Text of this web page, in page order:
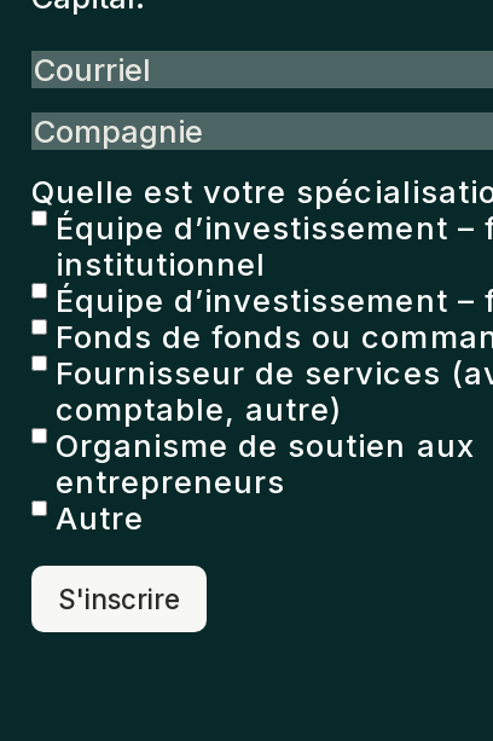
Courriel
Compagnie
Quelle est votre
Équipe d’investissement –
institutionnel
Équipe d’investissement –
Fonds de fonds ou
Fournisseur de services
comptable, autre)
Organisme de soutien aux
entrepreneurs
Autre